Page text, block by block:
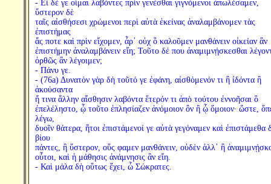
- Εἰ δέ γε οἶμαι λαβόντες πρὶν γενέσθαι γιγνόμενοι ἀπωλέσαμεν,
ὕστερον δὲ
ταῖς αἰσθήσεσι χρώμενοι περὶ αὐτὰ ἐκείνας ἀναλαμβάνομεν τὰς
ἐπιστήμας
ἅς ποτε καὶ πρὶν εἴχομεν, ἆρ᾽ οὐχ ὃ καλοῦμεν μανθάνειν οἰκείαν ἂν
ἐπιστήμην ἀναλαμβάνειν εἴη; Τοῦτο δέ που ἀναμιμνῄσκεσθαι
ὀρθῶς ἂν λέγοιμεν;
- Πάνυ γε.
- (76a) Δυνατὸν γὰρ δὴ τοῦτό γε ἐφάνη, αἰσθόμενόν τι ἢ ἰδόντα ἢ
ἀκούσαντα
ἤ τινα ἄλλην αἴσθησιν λαβόντα ἕτερόν τι ἀπὸ τούτου ἐννοῆσαι ὃ
ἐπελέληστο, ᾧ τοῦτο ἐπλησίαζεν ἀνόμοιον ὂν ἢ ᾧ ὅμοιον· ὥστε,
λέγω,
δυοῖν θάτερα, ἤτοι ἐπιστάμενοί γε αὐτὰ γεγόναμεν καὶ ἐπιστάμεθα
βίου
πάντες, ἢ ὕστερον, οὕς φαμεν μανθάνειν, οὐδὲν ἀλλ᾽ ἢ
οὗτοι, καὶ ἡ μάθησις ἀνάμνησις ἂν εἴη.
- Καὶ μάλα δὴ οὕτως ἔχει, ὦ Σώκρατες.